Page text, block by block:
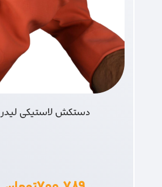
دستکش لاستیکی لیدر